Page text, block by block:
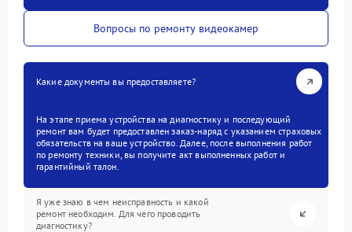
Вопросы по ремонту видеокамер
Какие документы вы предоставляете?
На этапе приема устройства на диагностику и последующий
ремонт вам будет предоставлен заказ-наряд с указанием страховых
обязательств на ваше устройство. Далее, после выполнения работ
по ремонту техники, вы получите акт выполненных работ и
гарантийный талон.
Я уже знаю в чем неисправность и какой
ремонт необходим. Для чего проводить
диагностику?